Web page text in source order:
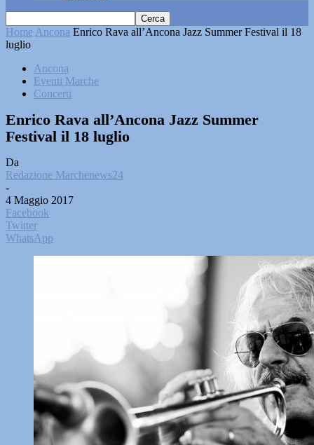
Home Ancona Enrico Rava all’Ancona Jazz Summer Festival il 18
luglio
Ancona
Eventi Marche
Concerti
Enrico Rava all’Ancona Jazz Summer
Festival il 18 luglio
Da
Redazione Marchenews24
-
4 Maggio 2017
Facebook
Twitter
WhatsApp